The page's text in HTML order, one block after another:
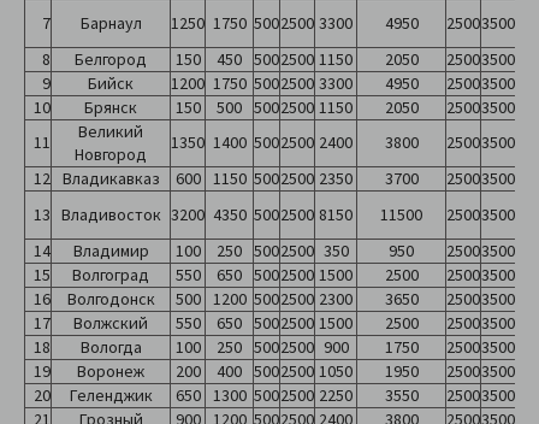
7
Барнаул 1250 1750 5002500 3300 4950 25003500
8
Белгород 150 450 5002500 1150 2050 25003500
9
Бийск 1200 1750 5002500 3300 4950 25003500
10
Брянск 150 500 5002500 1150 2050 25003500
11
Великий
Новгород
1350 1400 5002500 2400 3800 25003500
12 Владикавказ 600 1150 5002500 2350 3700 25003500
13 Владивосток 3200 4350 5002500 8150 11500 25003500
14
Владимир 100 250 5002500 350 950 25003500
15
Волгоград 550 650 5002500 1500 2500 25003500
16
Волгодонск 500 1200 5002500 2300 3650 25003500
17
Волжский 550 650 5002500 1500 2500 25003500
18
Вологда 100 250 5002500 900 1750 25003500
19
Воронеж 200 400 5002500 1050 1950 25003500
20
Геленджик 650 1300 5002500 2250 3550 25003500
21
Грозный 900 1200 5002500 2400 3800 25003500